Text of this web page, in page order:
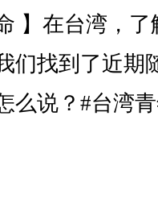
】在台湾，
们找到了近期
么说？#台湾